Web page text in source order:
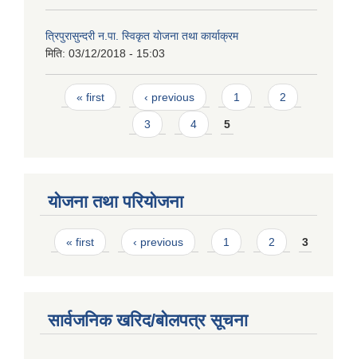
त्रिपुरासुन्दरी न.पा. स्विकृत याेजना तथा कार्याक्रम
मिति: 03/12/2018 - 15:03
Pages
« first ‹ previous 1 2
3 4 5
योजना तथा परियोजना
Pages
« first ‹ previous 1 2 3
सार्वजनिक खरिद/बोलपत्र सूचना